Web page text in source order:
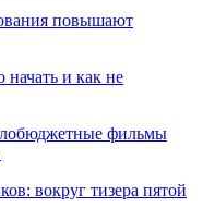
повышают
начать и как не
фильмы
вокруг тизера пятой